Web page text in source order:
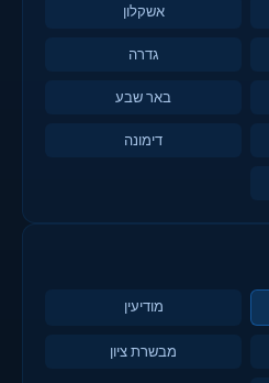
אשקלון
גדרה
באר שבע
דימונה
מודיעין
מבשרת ציון